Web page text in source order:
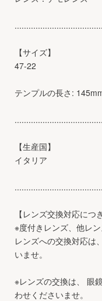
【サイズ】
47-22
テンプルの長さ:
【生産国】
イタリア
【レンズ交換対応につ
※度付きレンズ、他レ
レンズへの交換対応は
いませ。
※レンズの交換は、 眼
わせくださいませ。